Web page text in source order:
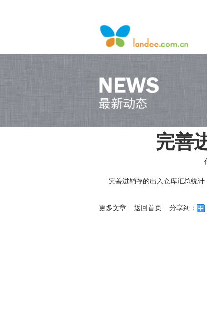
完善
完善进销存的出入仓库汇总统计
更多文章 返回首页 分享到：